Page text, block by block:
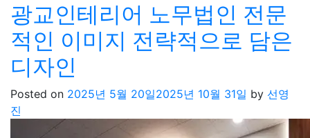
광교인테리어 노무법인 전문
적인 이미지 전략적으로 담은
디자인
Posted on 2025년 5월 20일2025년 10월 31일 by 선영
진